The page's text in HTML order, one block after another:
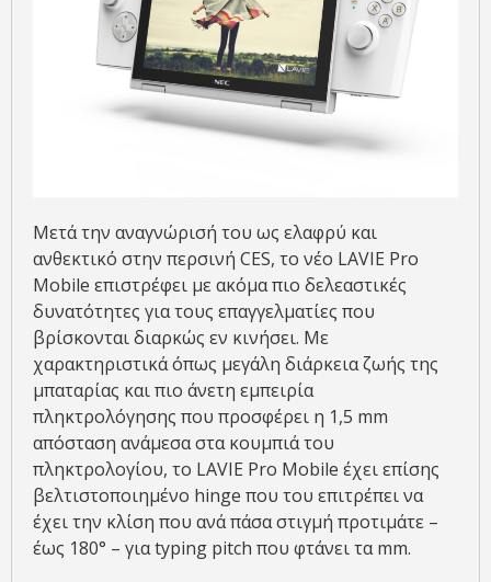
Μετά την αναγνώρισή του ως ελαφρύ και
ανθεκτικό στην περσινή CES, το νέο LAVIE Pro
Mobile επιστρέφει με ακόμα πιο δελεαστικές
δυνατότητες για τους επαγγελματίες που
βρίσκονται διαρκώς εν κινήσει. Με
χαρακτηριστικά όπως μεγάλη διάρκεια ζωής της
μπαταρίας και πιο άνετη εμπειρία
πληκτρολόγησης που προσφέρει η 1,5 mm
απόσταση ανάμεσα στα κουμπιά του
πληκτρολογίου, το LAVIE Pro Mobile έχει επίσης
βελτιστοποιημένο hinge που του επιτρέπει να
έχει την κλίση που ανά πάσα στιγμή προτιμάτε –
έως 180° – για typing pitch που φτάνει τα mm.